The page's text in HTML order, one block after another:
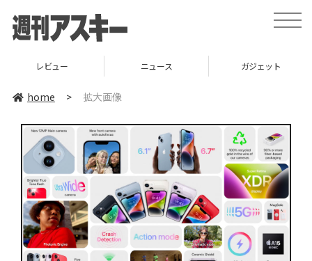
toggle
レビュー ニュース ガジェット
home > 拡大画像